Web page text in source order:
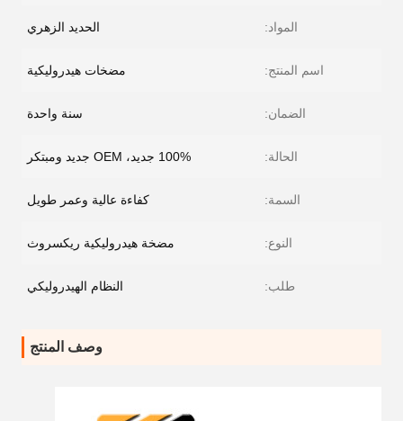
المواد: الحديد الزهري
اسم المنتج: مضخات هيدروليكية
الضمان: سنة واحدة
الحالة: 100% جديد، OEM جديد ومبتكر
السمة: كفاءة عالية وعمر طويل
النوع: مضخة هيدروليكية ريكسروث
طلب: النظام الهيدروليكي
وصف المنتج